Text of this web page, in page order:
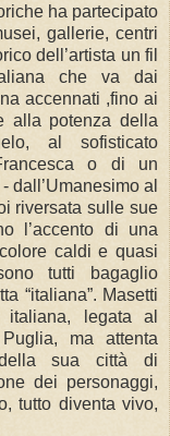
ha partecipato
gallerie, centri
dell’artista un fil
che va dai
accennati ,fino ai
alla potenza della
al sofisticato
o di un
dall’Umanesimo al
riversata sulle sue
l’accento di una
caldi e quasi
tutti bagaglio
“italiana”. Masetti
italiana, legata al
ma attenta
della sua città di
dei personaggi,
tutto diventa vivo,